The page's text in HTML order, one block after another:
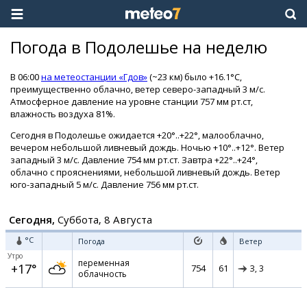
Погода в Подолешье на неделю
В 06:00на метеостанции «Гдов»(~23 км) было +16.1°C,
преимущественно облачно, ветер северо-западный 3 м/с.
Атмосферное давление на уровне станции 757 мм рт.ст,
влажность воздуха 81%.
Сегодня в Подолешье ожидается +20°..+22°, малооблачно,
вечером небольшой ливневый дождь. Ночью +10°..+12°. Ветер
западный 3 м/с. Давление 754 мм рт.ст. Завтра +22°..+24°,
облачно с прояснениями, небольшой ливневый дождь. Ветер
юго-западный 5 м/с. Давление 756 мм рт.ст.
Сегодня, Суббота, 8 Августа
°C Погода Ветер
Утро
+17°
переменная
облачность
754 61 З, 3